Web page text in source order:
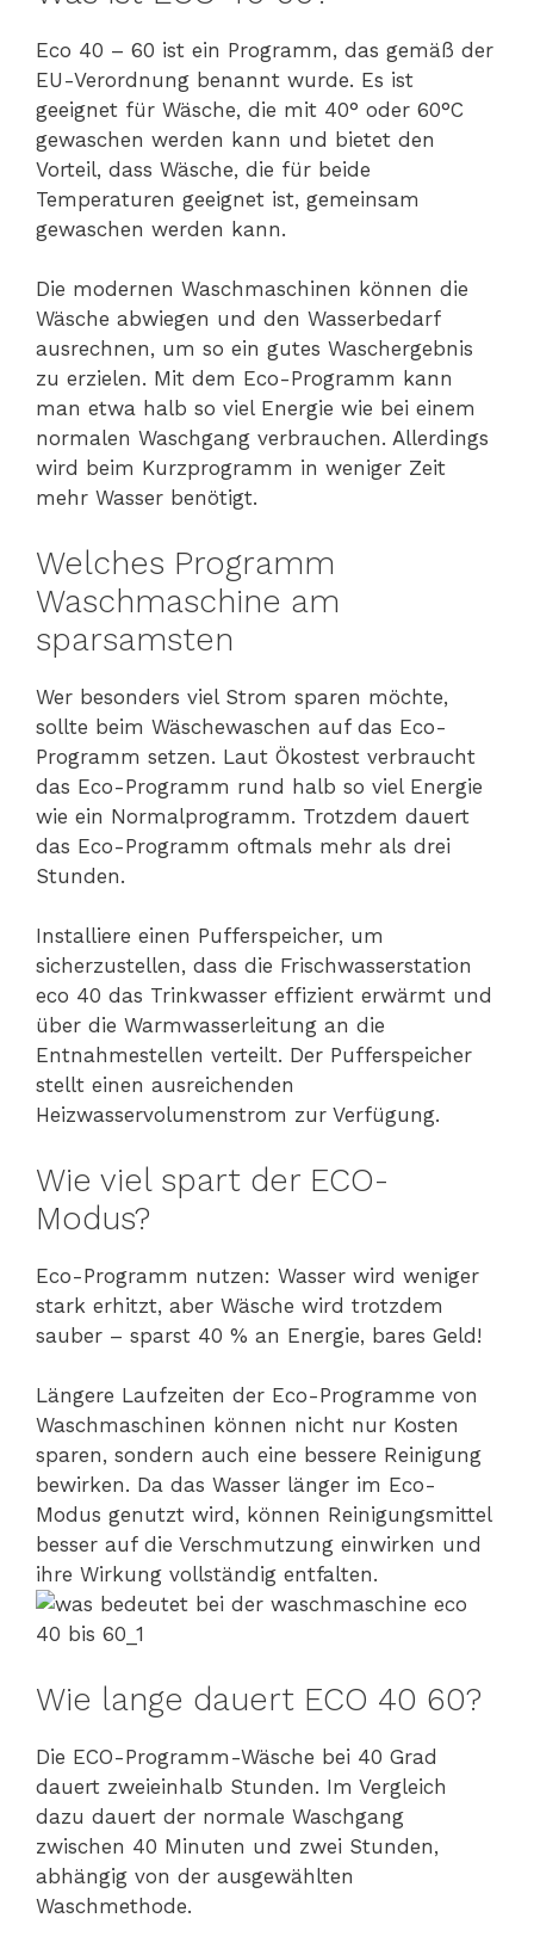
Eco 40 – 60 ist ein Programm, das gemäß der
EU-Verordnung benannt wurde. Es ist
geeignet für Wäsche, die mit 40° oder 60°C
gewaschen werden kann und bietet den
Vorteil, dass Wäsche, die für beide
Temperaturen geeignet ist, gemeinsam
gewaschen werden kann.
Die modernen Waschmaschinen können die
Wäsche abwiegen und den Wasserbedarf
ausrechnen, um so ein gutes Waschergebnis
zu erzielen. Mit dem Eco-Programm kann
man etwa halb so viel Energie wie bei einem
normalen Waschgang verbrauchen. Allerdings
wird beim Kurzprogramm in weniger Zeit
mehr Wasser benötigt.
Welches Programm
Waschmaschine am
sparsamsten
Wer besonders viel Strom sparen möchte,
sollte beim Wäschewaschen auf das Eco-
Programm setzen. Laut Ökostest verbraucht
das Eco-Programm rund halb so viel Energie
wie ein Normalprogramm. Trotzdem dauert
das Eco-Programm oftmals mehr als drei
Stunden.
Installiere einen Pufferspeicher, um
sicherzustellen, dass die Frischwasserstation
eco 40 das Trinkwasser effizient erwärmt und
über die Warmwasserleitung an die
Entnahmestellen verteilt. Der Pufferspeicher
stellt einen ausreichenden
Heizwasservolumenstrom zur Verfügung.
Wie viel spart der ECO-
Modus?
Eco-Programm nutzen: Wasser wird weniger
stark erhitzt, aber Wäsche wird trotzdem
sauber – sparst 40 % an Energie, bares Geld!
Längere Laufzeiten der Eco-Programme von
Waschmaschinen können nicht nur Kosten
sparen, sondern auch eine bessere Reinigung
bewirken. Da das Wasser länger im Eco-
Modus genutzt wird, können Reinigungsmittel
besser auf die Verschmutzung einwirken und
ihre Wirkung vollständig entfalten.
Wie lange dauert ECO 40 60?
Die ECO-Programm-Wäsche bei 40 Grad
dauert zweieinhalb Stunden. Im Vergleich
dazu dauert der normale Waschgang
zwischen 40 Minuten und zwei Stunden,
abhängig von der ausgewählten
Waschmethode.